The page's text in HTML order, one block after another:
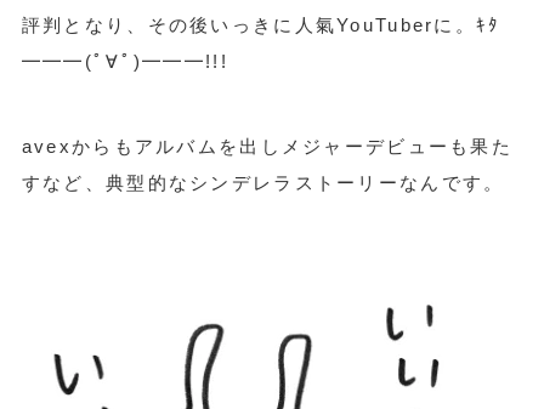
評判となり、その後いっきに人氣YouTuberに。ｷﾀ
━━━(ﾟ∀ﾟ)━━━!!!
avexからもアルバムを出しメジャーデビューも果た
すなど、典型的なシンデレラストーリーなんです。